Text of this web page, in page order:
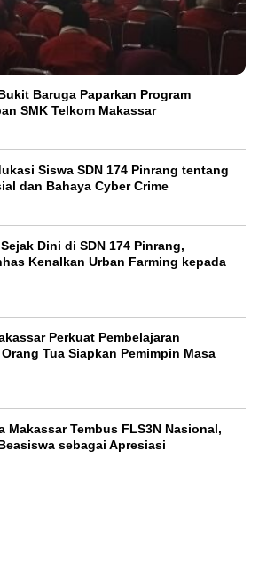
Baruga Paparkan Program
SMK Telkom Makassar
Siswa SDN 174 Pinrang tentang
dan Bahaya Cyber Crime
Dini di SDN 174 Pinrang,
Kenalkan Urban Farming kepada
Perkuat Pembelajaran
Tua Siapkan Pemimpin Masa
Makassar Tembus FLS3N Nasional,
sebagai Apresiasi